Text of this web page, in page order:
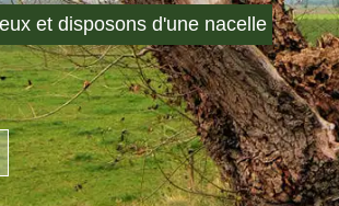
et disposons d'une nacelle